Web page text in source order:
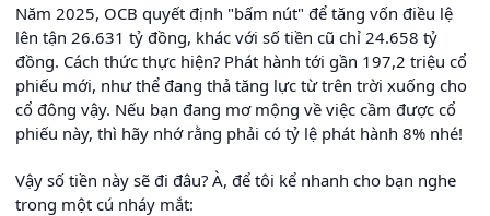
Năm 2025, OCB quyết định "bấm nút" để tăng vốn điều lệ
lên tận 26.631 tỷ đồng, khác với số tiền cũ chỉ 24.658 tỷ
đồng. Cách thức thực hiện? Phát hành tới gần 197,2 triệu cổ
phiếu mới, như thể đang thả tăng lực từ trên trời xuống cho
cổ đông vậy. Nếu bạn đang mơ mộng về việc cầm được cổ
phiếu này, thì hãy nhớ rằng phải có tỷ lệ phát hành 8% nhé!
Vậy số tiền này sẽ đi đâu? À, để tôi kể nhanh cho bạn nghe
trong một cú nháy mắt: